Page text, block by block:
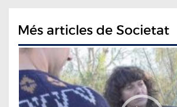
Més articles de Societat